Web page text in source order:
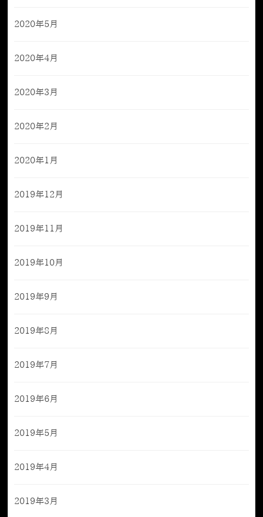
2020年5月
2020年4月
2020年3月
2020年2月
2020年1月
2019年12月
2019年11月
2019年10月
2019年9月
2019年8月
2019年7月
2019年6月
2019年5月
2019年4月
2019年3月